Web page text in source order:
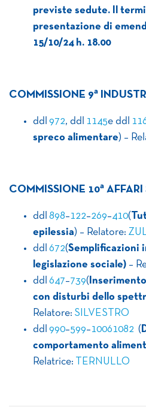
previste sedute. Il
presentazione di
15/10/24 h. 18.00
COMMISSIONE 9a
ddl 972, ddl 1145e ddl
spreco alimentare) –
COMMISSIONE 10a AFFARI
ddl 898–122–269–410(
epilessia) – Relatore:
ddl 672(Semplificazioni
legislazione sociale) –
ddl 647–739(
con disturbi dello
Relatore: SILVESTRO
ddl 990–599–10061082 (
comportamento
Relatrice:
TERNULLO